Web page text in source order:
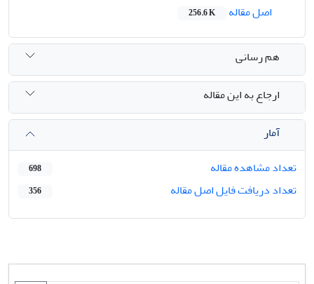
اصل مقاله
256.6 K
هم رسانی
ارجاع به این مقاله
آمار
تعداد مشاهده مقاله
698
تعداد دریافت فایل اصل مقاله 356